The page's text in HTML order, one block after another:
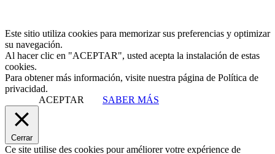
Este sitio utiliza cookies para memorizar sus preferencias y optimizar
su navegación.
Al hacer clic en "ACEPTAR", usted acepta la instalación de estas
cookies.
Para obtener más información, visite nuestra página de Política de
privacidad.
ACEPTAR
SABER MÁS
Cerrar
Ce site utilise des cookies pour améliorer votre expérience de